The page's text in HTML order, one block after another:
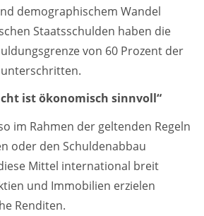
demographischem Wandel
Staatsschulden haben die
von 60 Prozent der
ist ökonomisch sinnvoll“
im Rahmen der geltenden Regeln
oder den Schuldenabbau
Mittel international breit
und Immobilien erzielen
Renditen.